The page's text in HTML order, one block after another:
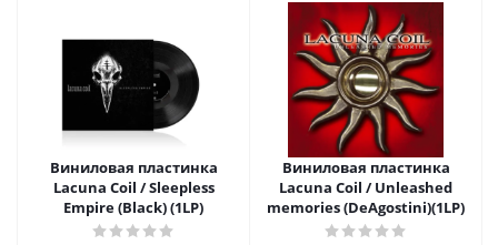
Виниловая пластинка
Lacuna Coil / Sleepless
Empire (Black) (1LP)
Виниловая пластинка
Lacuna Coil / Unleashed
memories (DeAgostini)(1LP)